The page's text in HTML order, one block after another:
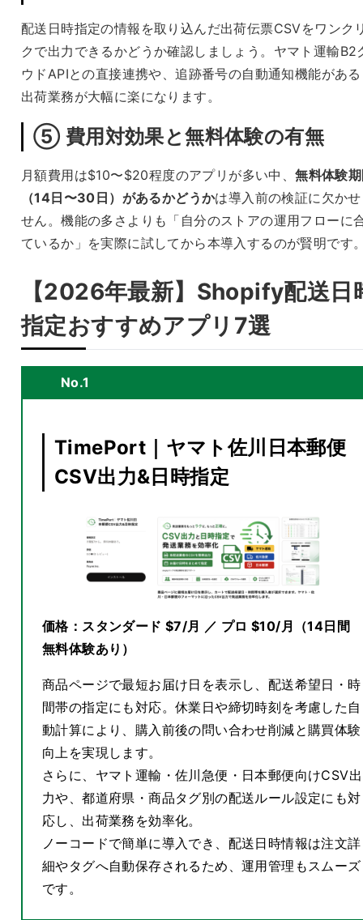
配送日時指定の情報を取り込んだ出荷伝票CSVをワンク
クで出力できるかどうか確認しましょう。ヤマト運輸B2
ウドAPIとの直接連携や、追跡番号の自動通知機能があ
出荷業務が大幅に楽になります。
⑤ 費用対効果と無料体験の有無
月額費用は$10〜$20程度のアプリが多い中、無料体験
（14日〜30日）があるかどうかは導入前の検証に欠か
せん。機能の多さよりも「自分のストアの運用フローに
ているか」を実際に試してから本導入するのが賢明です
【2026年最新】Shopify配送日
指定おすすめアプリ7選
No.1
TimePort｜ヤマト佐川日本郵便
CSV出力&日時指定
価格：スタンダード $7/月 ／ プロ $10/月（14日間
無料体験あり）
商品ページで最短お届け日を表示し、配送希望日・時
間帯の指定にも対応。休業日や締切時刻を考慮した自
動計算により、購入前後の問い合わせ削減と購買体験
向上を実現します。
さらに、ヤマト運輸・佐川急便・日本郵便向けCSV出
力や、都道府県・商品タグ別の配送ルール設定にも対
応し、出荷業務を効率化。
ノーコードで簡単に導入でき、配送日時情報は注文詳
細やタグへ自動保存されるため、運用管理もスムーズ
です。